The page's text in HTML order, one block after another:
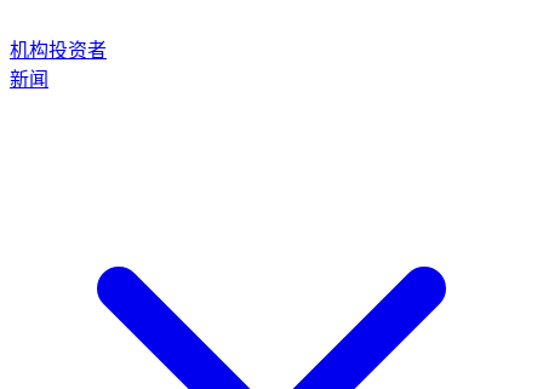
机构投资者
新闻